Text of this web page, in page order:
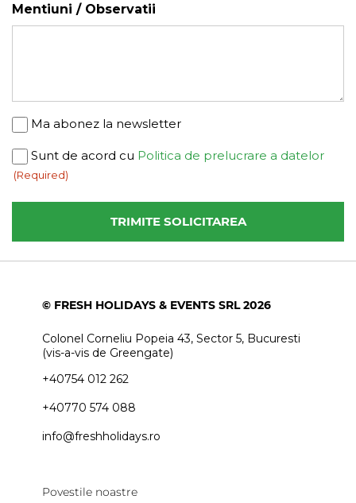
Mentiuni / Observatii
Newsletter
Ma abonez la newsletter
Consent
(Required)
Sunt de acord cu Politica de prelucrare a datelor
(Required)
© FRESH HOLIDAYS & EVENTS SRL 2026
Colonel Corneliu Popeia 43, Sector 5, Bucuresti
(vis-a-vis de Greengate)
+40754 012 262
+40770 574 088
info@freshholidays.ro
Povestile noastre